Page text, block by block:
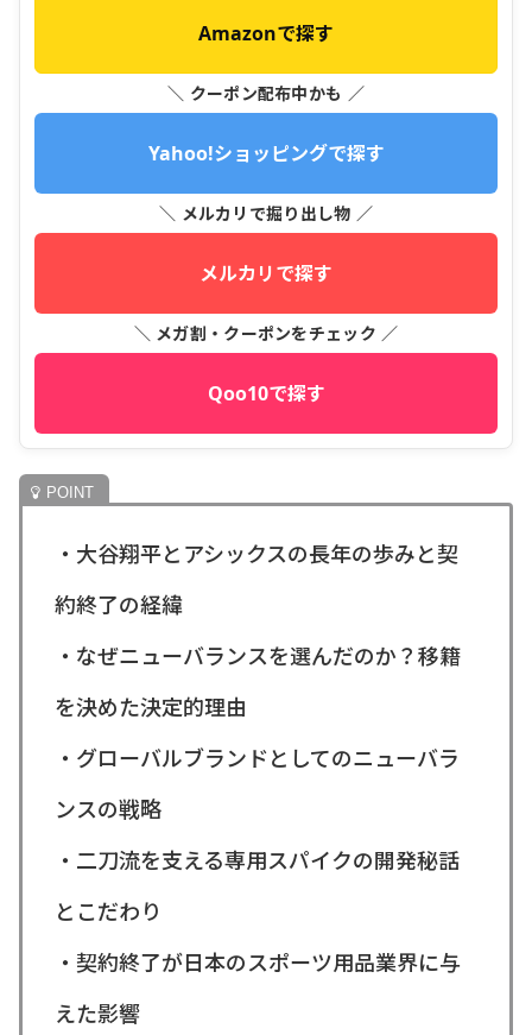
Amazonで探す
＼ クーポン配布中かも ／
Yahoo!ショッピングで探す
＼ メルカリで掘り出し物 ／
メルカリで探す
＼ メガ割・クーポンをチェック ／
Qoo10で探す
・大谷翔平とアシックスの長年の歩みと契
約終了の経緯
・なぜニューバランスを選んだのか？移籍
を決めた決定的理由
・グローバルブランドとしてのニューバラ
ンスの戦略
・二刀流を支える専用スパイクの開発秘話
とこだわり
・契約終了が日本のスポーツ用品業界に与
えた影響